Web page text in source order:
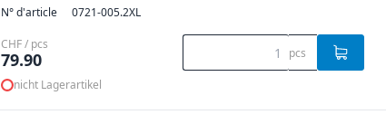
N° d'article 0721-005.2XL
CHF / pcs
79.90 pcs
nicht Lagerartikel